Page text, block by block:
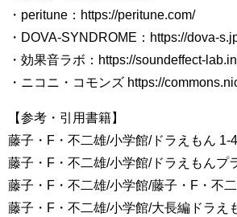
・peritune：https://peritune.com/
・DOVA-SYNDROME：https://dova-
・効果音ラボ：https://soundeffect-
・ニコニ・コモンズ https://
【参考・引用書籍】
藤子・F・不二雄/小学館/ドラえもん 1-
藤子・F・不二雄/小学館/ドラえもんプ
藤子・F・不二雄/小学館/藤子・F・不
藤子・F・不二雄/小学館/大長編ドラえ